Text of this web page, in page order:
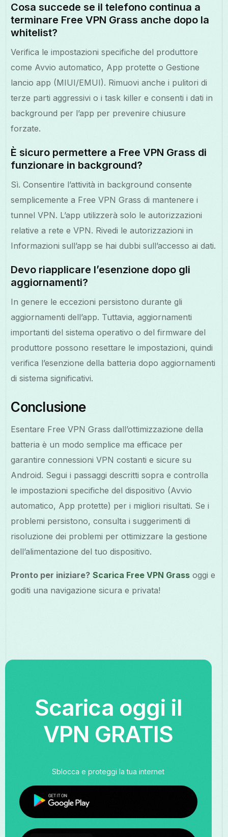
Cosa succede se il telefono continua a
terminare Free VPN Grass anche dopo la
whitelist?
Verifica le impostazioni specifiche del produttore
come Avvio automatico, App protette o Gestione
lancio app (MIUI/EMUI). Rimuovi anche i pulitori di
terze parti aggressivi o i task killer e consenti i dati in
background per l’app per prevenire chiusure
forzate.
È sicuro permettere a Free VPN Grass di
funzionare in background?
Sì. Consentire l’attività in background consente
semplicemente a Free VPN Grass di mantenere i
tunnel VPN. L’app utilizzerà solo le autorizzazioni
relative a rete e VPN. Rivedi le autorizzazioni in
Informazioni sull’app se hai dubbi sull’accesso ai dati.
Devo riapplicare l’esenzione dopo gli
aggiornamenti?
In genere le eccezioni persistono durante gli
aggiornamenti dell’app. Tuttavia, aggiornamenti
importanti del sistema operativo o del firmware del
produttore possono resettare le impostazioni, quindi
verifica l’esenzione della batteria dopo aggiornamenti
di sistema significativi.
Conclusione
Esentare Free VPN Grass dall’ottimizzazione della
batteria è un modo semplice ma efficace per
garantire connessioni VPN costanti e sicure su
Android. Segui i passaggi descritti sopra e controlla
le impostazioni specifiche del dispositivo (Avvio
automatico, App protette) per i migliori risultati. Se i
problemi persistono, consulta i suggerimenti di
risoluzione dei problemi per ottimizzare la gestione
dell’alimentazione del tuo dispositivo.
Pronto per iniziare? Scarica Free VPN Grass oggi e
goditi una navigazione sicura e privata!
Scarica oggi il
VPN GRATIS
Sblocca e proteggi la tua internet